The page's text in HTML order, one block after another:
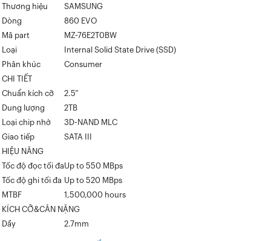
Thương hiệu
SAMSUNG
Dòng
860 EVO
Mã part
MZ-76E2T0BW
Loại
Internal Solid State Drive (SSD)
Phân khúc
Consumer
CHI TIẾT
Chuẩn kích cỡ
2.5”
Dung lượng
2TB
Loại chip nhớ
3D-NAND MLC
Giao tiếp
SATA III
HIỆU NĂNG
Tốc độ đọc tối đaUp to 550 MBps
Tốc độ ghi tối đa Up to 520 MBps
MTBF
1,500,000 hours
KÍCH CỠ&CÂN NẶNG
Dầy
2.7mm